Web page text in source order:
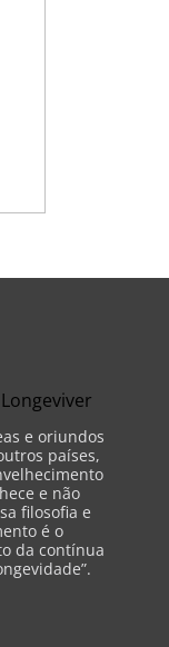
e oriundos
países,
e não
filosofia e
é o
da contínua